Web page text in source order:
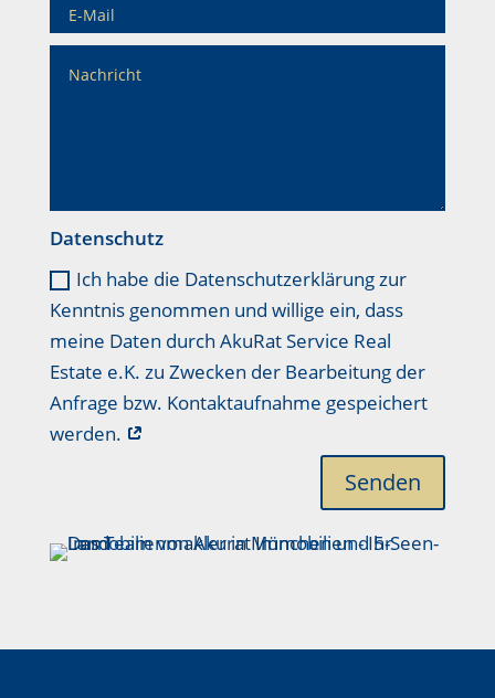
Datenschutz
Ich habe die Datenschutzerklärung zur
Kenntnis genommen und willige ein, dass
meine Daten durch AkuRat Service Real
Estate e.K. zu Zwecken der Bearbeitung der
Anfrage bzw. Kontaktaufnahme gespeichert
werden.
Senden